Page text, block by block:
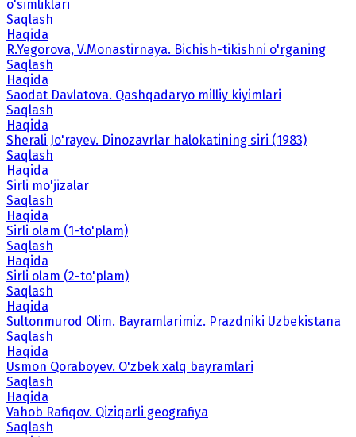
o'simliklari
Saqlash
Haqida
R.Yegorova, V.Monastirnaya. Bichish-tikishni o'rganing
Saqlash
Haqida
Saodat Davlatova. Qashqadaryo milliy kiyimlari
Saqlash
Haqida
Sherali Jo'rayev. Dinozavrlar halokatining siri (1983)
Saqlash
Haqida
Sirli mo'jizalar
Saqlash
Haqida
Sirli olam (1-to'plam)
Saqlash
Haqida
Sirli olam (2-to'plam)
Saqlash
Haqida
Sultonmurod Olim. Bayramlarimiz. Prazdniki Uzbekistana
Saqlash
Haqida
Usmon Qoraboyev. O'zbek xalq bayramlari
Saqlash
Haqida
Vahob Rafiqov. Qiziqarli geografiya
Saqlash